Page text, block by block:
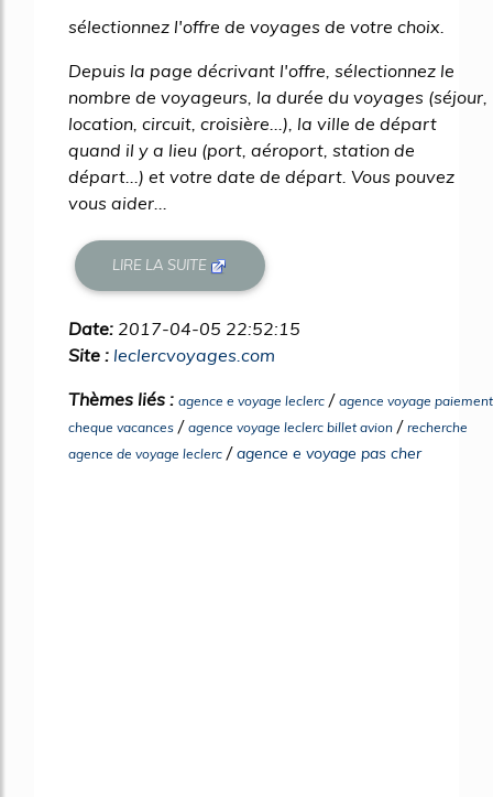
sélectionnez l'offre de voyages de votre choix.
Depuis la page décrivant l'offre, sélectionnez le
nombre de voyageurs, la durée du voyages (séjour,
location, circuit, croisière...), la ville de départ
quand il y a lieu (port, aéroport, station de
départ...) et votre date de départ. Vous pouvez
vous aider...
LIRE LA SUITE
Date: 2017-04-05 22:52:15
Site : leclercvoyages.com
Thèmes liés : agence e voyage leclerc / agence voyage paiement
cheque vacances / agence voyage leclerc billet avion / recherche
agence de voyage leclerc /agence e voyage pas cher